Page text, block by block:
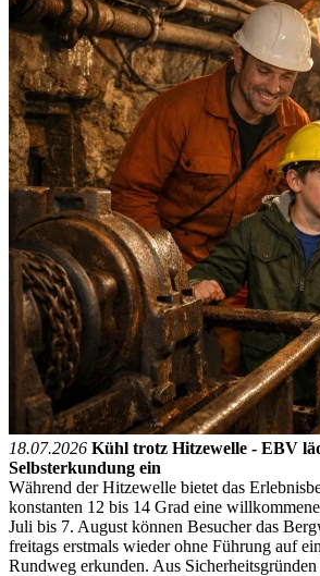
18.07.2026 Kühl trotz Hitzewelle - EBV
Selbsterkundung ein
Während der Hitzewelle bietet das
konstanten 12 bis 14 Grad eine
Juli bis 7. August können Besucher das
freitags erstmals wieder ohne Führung auf
Rundweg erkunden. Aus